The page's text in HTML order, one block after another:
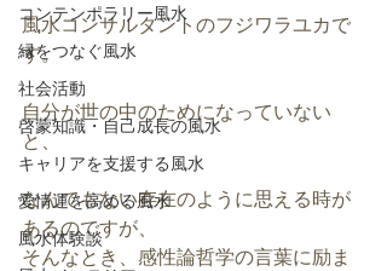
コンテンポラリー風水
縁をつなぐ風水
社会活動
啓蒙知識・自己成長の風水
キャリアを支援する風水
愛情運を高める風水
風水体験談
風水コンサルタントのフジワラユカで
す。
自分が世の中のためになっていない
と、
なんでもない存在のように思える時が
あるのですが、
そんなとき、感性論哲学の言葉に励ま